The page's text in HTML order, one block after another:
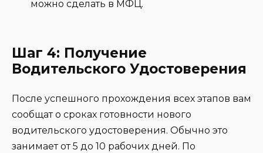
можно сделать в МФЦ.
Шаг 4: Получение
Водительского Удостоверения
После успешного прохождения всех этапов вам
сообщат о сроках готовности нового
водительского удостоверения. Обычно это
занимает от 5 до 10 рабочих дней. По